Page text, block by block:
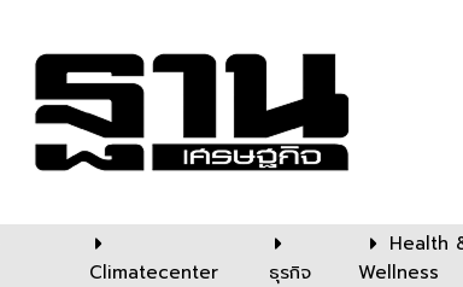
Climatecenter ธุรกิจ
Health
Wellness